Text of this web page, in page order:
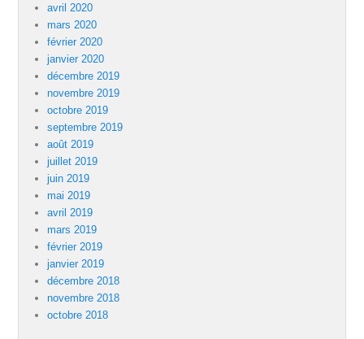
avril 2020
mars 2020
février 2020
janvier 2020
décembre 2019
novembre 2019
octobre 2019
septembre 2019
août 2019
juillet 2019
juin 2019
mai 2019
avril 2019
mars 2019
février 2019
janvier 2019
décembre 2018
novembre 2018
octobre 2018